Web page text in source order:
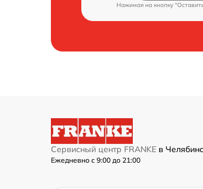
Нажимая на кнопку
Сервисный центр FRANKE в
Ежедневно с 9:00 до 21:00